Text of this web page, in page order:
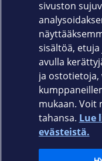
Tuotenumero
Elisa.fi
sivuston
sisältöä,
avulla
ja ostotietoja,
mukaan. Voit
tahansa. Lue
evästeistä.